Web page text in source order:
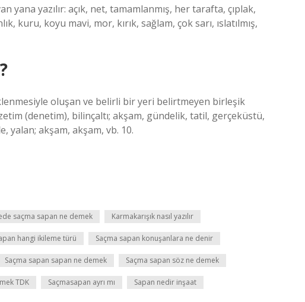
yazılır: açık, net, tamamlanmış, her tarafta, çıplak,
kuru, koyu mavi, mor, kırık, sağlam, çok sarı, ıslatılmış,
oluşan ve belirli bir yeri belirtmeyen birleşik
(denetim), bilinçaltı; akşam, gündelik, tatil, gerçeküstü,
yalan; akşam, akşam, vb. 10.
saçma sapan ne demek Karmakarışık nasıl yazılır
hangi ikileme türü Saçma sapan konuşanlara ne denir
Saçma sapan sapan ne demek Saçma sapan söz ne demek
TDK Saçmasapan ayrı mı Sapan nedir inşaat